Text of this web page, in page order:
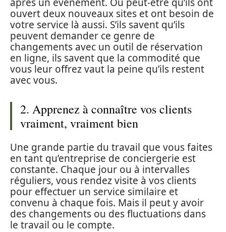
ouvert deux nouveaux sites et ont besoin de
votre service là aussi. S’ils savent qu’ils
peuvent demander ce genre de
changements avec un outil de réservation
en ligne, ils savent que la commodité que
vous leur offrez vaut la peine qu’ils restent
avec vous.
2. Apprenez à connaître vos clients
vraiment, vraiment bien
Une grande partie du travail que vous faites
en tant qu’entreprise de conciergerie est
constante. Chaque jour ou à intervalles
réguliers, vous rendez visite à vos clients
pour effectuer un service similaire et
convenu à chaque fois. Mais il peut y avoir
des changements ou des fluctuations dans
le travail ou le compte.